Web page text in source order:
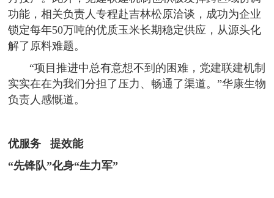
功能，相关负责人专程赴吉林松原洽谈，成功为企业
锁定每年50万吨的优质玉米长期稳定供应，从源头化
解了原料难题。
“项目推进中总有意想不到的困难，党建联建机制
实实在在为我们分担了压力、畅通了渠道。”华康生物
负责人感慨道。
优服务 提效能
“先锋队”化身“生力军”